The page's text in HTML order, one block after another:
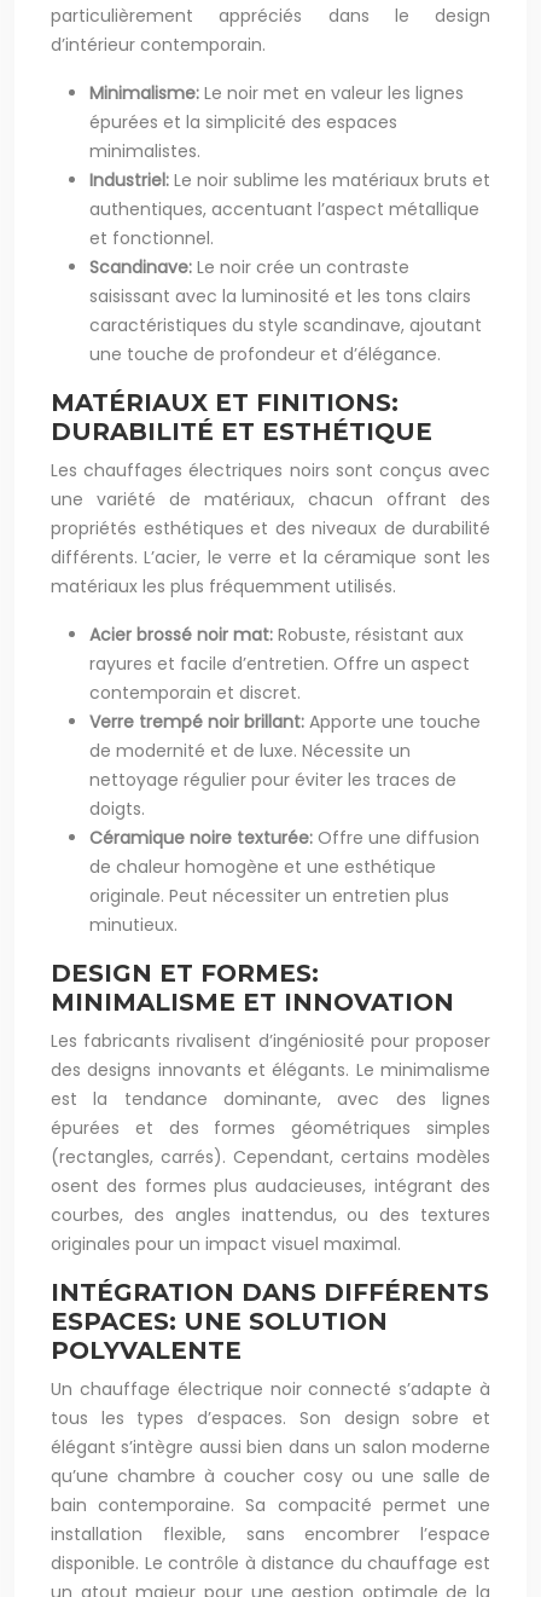
particulièrement appréciés dans le design
d’intérieur contemporain.
Minimalisme: Le noir met en valeur les lignes
épurées et la simplicité des espaces
minimalistes.
Industriel: Le noir sublime les matériaux bruts et
authentiques, accentuant l’aspect métallique
et fonctionnel.
Scandinave: Le noir crée un contraste
saisissant avec la luminosité et les tons clairs
caractéristiques du style scandinave, ajoutant
une touche de profondeur et d’élégance.
MATÉRIAUX ET FINITIONS:
DURABILITÉ ET ESTHÉTIQUE
Les chauffages électriques noirs sont conçus avec
une variété de matériaux, chacun offrant des
propriétés esthétiques et des niveaux de durabilité
différents. L’acier, le verre et la céramique sont les
matériaux les plus fréquemment utilisés.
Acier brossé noir mat: Robuste, résistant aux
rayures et facile d’entretien. Offre un aspect
contemporain et discret.
Verre trempé noir brillant: Apporte une touche
de modernité et de luxe. Nécessite un
nettoyage régulier pour éviter les traces de
doigts.
Céramique noire texturée: Offre une diffusion
de chaleur homogène et une esthétique
originale. Peut nécessiter un entretien plus
minutieux.
DESIGN ET FORMES:
MINIMALISME ET INNOVATION
Les fabricants rivalisent d’ingéniosité pour proposer
des designs innovants et élégants. Le minimalisme
est la tendance dominante, avec des lignes
épurées et des formes géométriques simples
(rectangles, carrés). Cependant, certains modèles
osent des formes plus audacieuses, intégrant des
courbes, des angles inattendus, ou des textures
originales pour un impact visuel maximal.
INTÉGRATION DANS DIFFÉRENTS
ESPACES: UNE SOLUTION
POLYVALENTE
Un chauffage électrique noir connecté s’adapte à
tous les types d’espaces. Son design sobre et
élégant s’intègre aussi bien dans un salon moderne
qu’une chambre à coucher cosy ou une salle de
bain contemporaine. Sa compacité permet une
installation flexible, sans encombrer l’espace
disponible. Le contrôle à distance du chauffage est
un atout majeur pour une gestion optimale de la